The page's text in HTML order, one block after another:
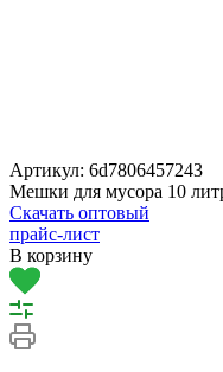
Артикул: 6d7806457243
Мешки для мусора 10
Скачать оптовый
прайс-лист
В корзину